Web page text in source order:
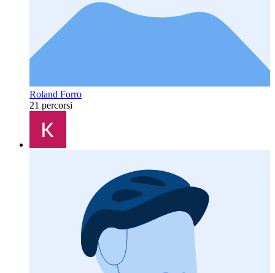
Roland Forro
21 percorsi